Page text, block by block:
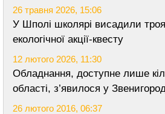
26 травня 2026, 15:06
У Шполі школярі висадили
екологічної акції-квесту
12 лютого 2026, 11:30
Обладнання, доступне лише
області, з’явилося у
26 лютого 2016, 06:37